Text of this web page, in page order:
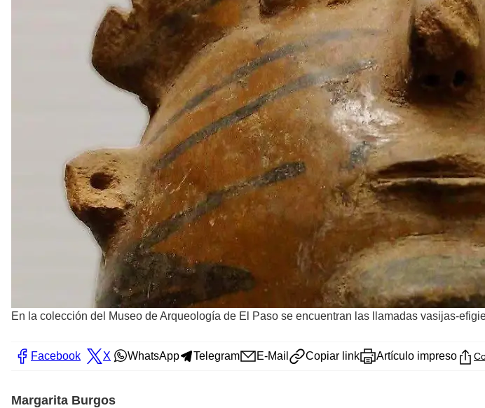
En la colección del Museo de Arqueología de El Paso se encuentran las llamadas vasijas-
Facebook X WhatsApp Telegram E-Mail Copiar link Artículo impreso
Margarita Burgos